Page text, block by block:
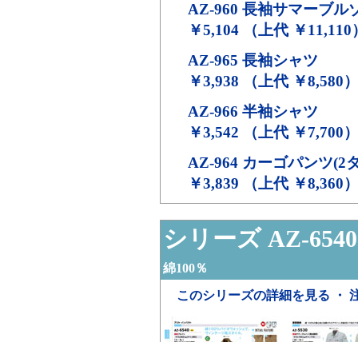
AZ-960 長袖サマーブル
￥5,104 （上代 ￥11,110
AZ-965 長袖シャツ
￥3,938 （上代 ￥8,580）
AZ-966 半袖シャツ
￥3,542 （上代 ￥7,700）
AZ-964 カーゴパンツ(2
￥3,839 （上代 ￥8,360）
シリーズ AZ-6540
綿100％
このシリーズの詳細を見る ・